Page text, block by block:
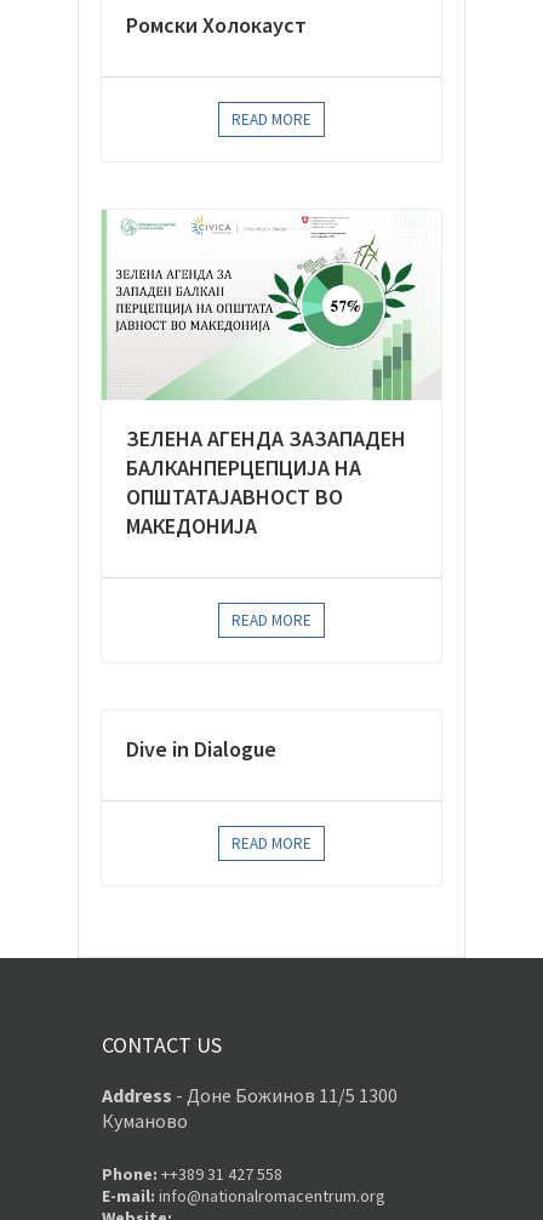
Ромски Холокауст
READ MORE
ЗЕЛЕНА АГЕНДА ЗАЗАПАДЕН
БАЛКАНПЕРЦЕПЦИЈА НА
ОПШТАТАЈАВНОСТ ВО
МАКЕДОНИЈА
READ MORE
Dive in Dialogue
READ MORE
CONTACT US
Address - Доне Божинов 11/5 1300
Куманово
Phone: ++389 31 427 558
E-mail: info@nationalromacentrum.org